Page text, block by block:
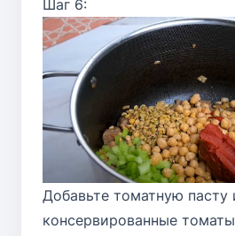
Шаг 6:
Добавьте томатную пасту
консервированные